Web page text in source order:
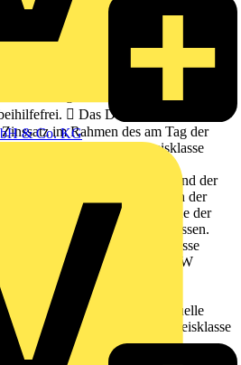
& Co. KG
zu 30 Jahren Kreditlaufzeit bei 1-5
 Für das Darlehen kommt der
Programmzinssatz zur Anwendung. 
von 10 Jahren festgeschrieben.
liegt über dem EU-
 Das Darlehen wird mit
im Rahmen des am Tag der
der jeweiligen Preisklasse
Berücksichtigung der
des Kreditnehmers (Bonität) und der
gestellten Sicherheiten von der
erfolgt eine Einordnung in eine der
und Besicherungsklassen.
und Besicherungsklasse
einer der von der KfW
Jede Preisklasse deckt eine
feste Zinsobergrenze
wird. Der kundenindividuelle
der jeweiligen Preisklasse